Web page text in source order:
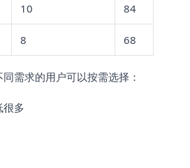
10 84
8 68
需求的用户可以按需选择：
很多